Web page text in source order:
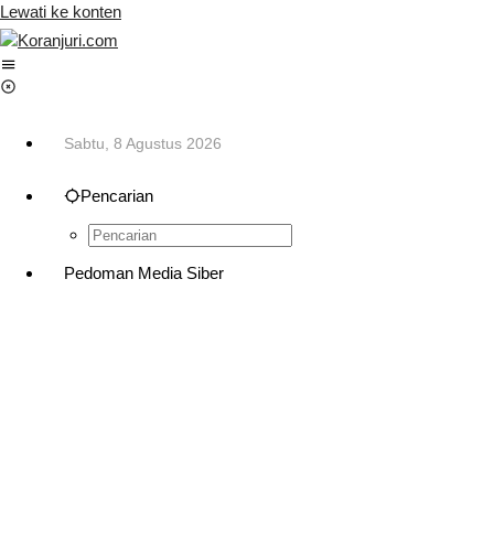
Lewati ke konten
Sabtu, 8 Agustus 2026
Pencarian
Pedoman Media Siber